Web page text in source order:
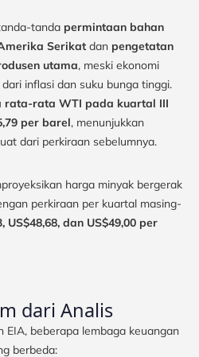
tanda permintaan bahan
Serikat dan pengetatan
utama, meski ekonomi
inflasi dan suku bunga tinggi.
rata-rata WTI pada kuartal III
per barel, menunjukkan
dari perkiraan sebelumnya.
harga minyak bergerak
perkiraan per kuartal masing-
US$48,68, dan US$49,00 per
dari Analis
EIA, beberapa lembaga keuangan
berbeda: